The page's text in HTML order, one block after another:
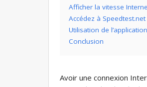
Afficher la vitesse
Accédez à
Utilisation de
Conclusion
Avoir une connexion